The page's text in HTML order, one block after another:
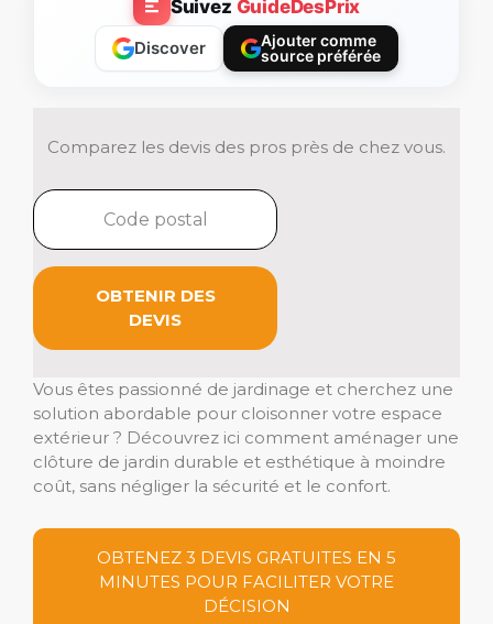
Suivez GuideDesPrix
Discover
Ajouter comme
source préférée
Comparez les devis des pros près de chez vous.
OBTENIR DES
DEVIS
Vous êtes passionné de jardinage et cherchez une
solution abordable pour cloisonner votre espace
extérieur ? Découvrez ici comment aménager une
clôture de jardin durable et esthétique à moindre
coût, sans négliger la sécurité et le confort.
OBTENEZ 3 DEVIS GRATUITES EN 5
MINUTES POUR FACILITER VOTRE
DÉCISION